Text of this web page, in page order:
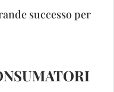
successo per